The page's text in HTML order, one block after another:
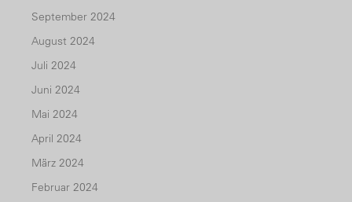
September 2024
August 2024
Juli 2024
Juni 2024
Mai 2024
April 2024
März 2024
Februar 2024